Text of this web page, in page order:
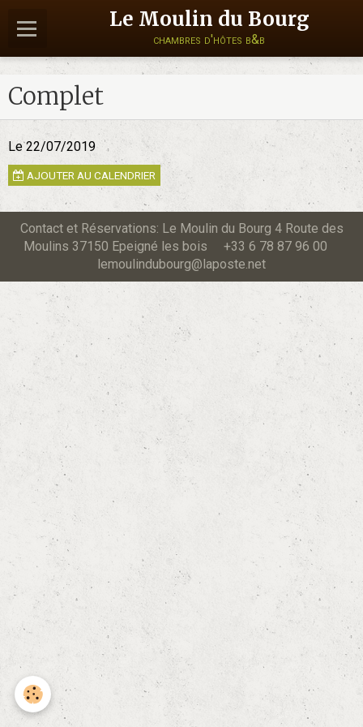
Le Moulin du Bourg
chambres d'hôtes b&b
Complet
Le 22/07/2019
AJOUTER AU CALENDRIER
Contact et Réservations: Le Moulin du Bourg 4 Route des
Moulins 37150 Epeigné les bois +33 6 78 87 96 00
lemoulindubourg@laposte.net